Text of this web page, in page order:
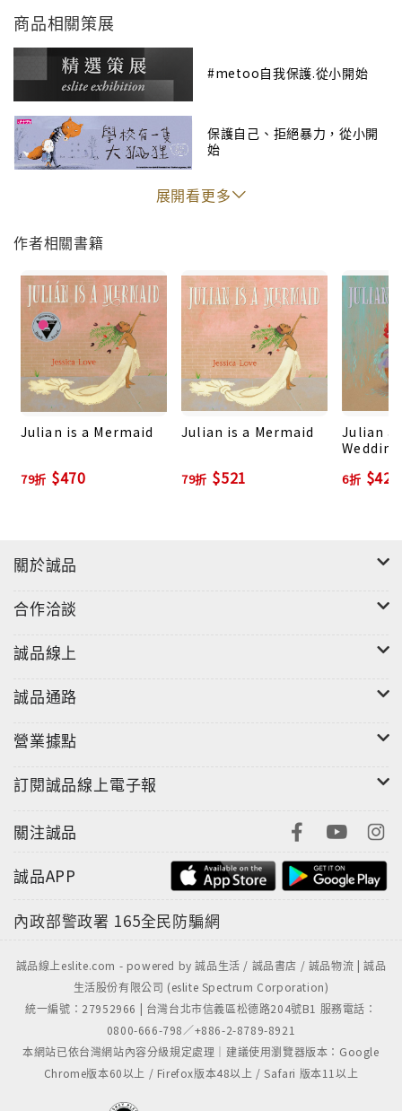
【本書特色】
★年度國際插畫超新星的繪本處女作
《胡利安是隻美人魚》是作者潔西卡．洛夫的第一
本圖畫書。她為了讓故事所傳達的意義與情感更加
深入，多次反覆修改，創作過程長達五年。
而這樣精心認真的創作也帶來了各界的極佳反饋，
英國Klaus Flugge Prize大獎，更使作者一舉奪得
獎。
★語短情深，如海一般流動的絢麗插畫
具十多年百老匯舞臺劇演員經驗的潔西卡．洛夫，
將繪本中一個個「角色」設計的相當立體，他們的
情緒和心理，透過表情、眼神、姿態舉止一覽無
遺；而穿插其中的簡短話語，吸引讀者更加專注於
畫面中無聲卻動感、豐富的訊息。
除此之外，整本繪本皆以滿版插畫呈現，結合胡利
海洋。畫面亮麗同時具節奏感，加上流動般的線
★以陪伴取代擔心，讓孩子成為自己
2019年是《性別平等教育法》上路滿15年，美國
石牆事件50周年，歌手蔡依林的〈玫瑰少年〉獲金
曙光時，那些退到角落的刻板印象或是針對性別氣
在孩子成長為更堅強美麗的樣子前，練習接住、並
陪伴他們接納自己真實的樣貌，為性別光譜上獨一
無二的色彩歡慶、鼓掌。
商品相關策展
#metoo自我保護.從小開始
保護自己、拒絕暴力，從小開
始
展開看更多
作者相關書籍
Julian is a Mermaid
79折 $470
Julian is a Mermaid
79折 $521
Julian
Wedding
6折 $429
關於誠品
合作洽談
誠品線上
誠品通路
營業據點
訂閱誠品線上電子報
關注誠品
誠品APP
內政部警政署 165全民防騙網
誠品線上eslite.com - powered by 誠品生活 / 誠品書店 / 誠品物流 | 誠品
生活股份有限公司 (eslite Spectrum Corporation)
統一編號：27952966 | 台灣台北市信義區松德路204號B1 服務電話：
0800-666-798／+886-2-8789-8921
本網站已依台灣網站內容分級規定處理｜建議使用瀏覽器版本：Google
Chrome版本60以上 / Firefox版本48以上 / Safari 版本11以上